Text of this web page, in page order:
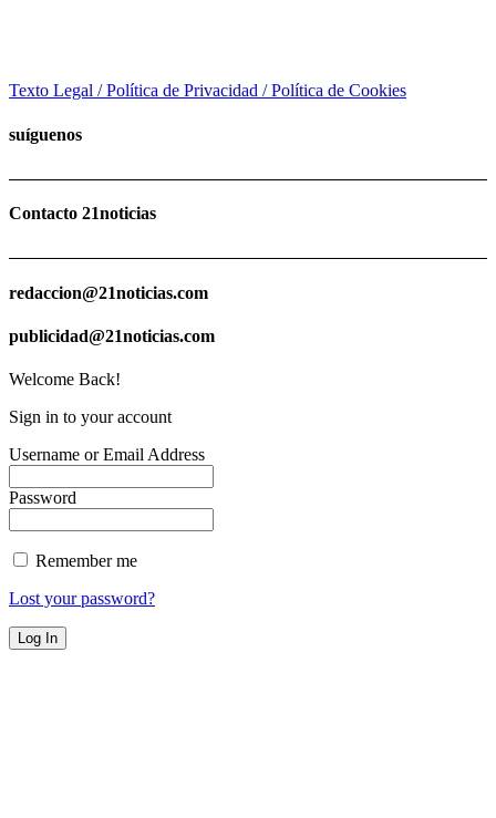
Texto Legal / Política de Privacidad / Política de Cookies
suíguenos
Contacto 21noticias
redaccion@21noticias.com
publicidad@21noticias.com
Welcome Back!
Sign in to your account
Username or Email Address
Password
Remember me
Lost your password?